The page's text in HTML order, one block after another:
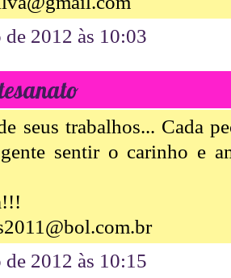
de 2012 às 10:03
seus trabalhos... Cada
sentir o carinho e
de 2012 às 10:15